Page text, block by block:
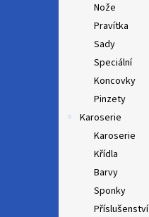
Nože
Pravítka
Sady
Speciální
Koncovky
Pinzety
Karoserie
Karoserie
Křídla
Barvy
Sponky
Příslušenství